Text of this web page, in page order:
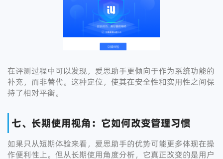
在评测过程中可以发现，爱思助手更倾向于作为系统功能的
补充，而非替代。这种定位，使其在安全性和实用性之间保
持了相对平衡。
七、长期使用视角：它如何改变管理习惯
如果只从短期体验来看，爱思助手的优势可能更多体现在操
作便利性上。但从长期使用角度分析，它真正改变的是用户